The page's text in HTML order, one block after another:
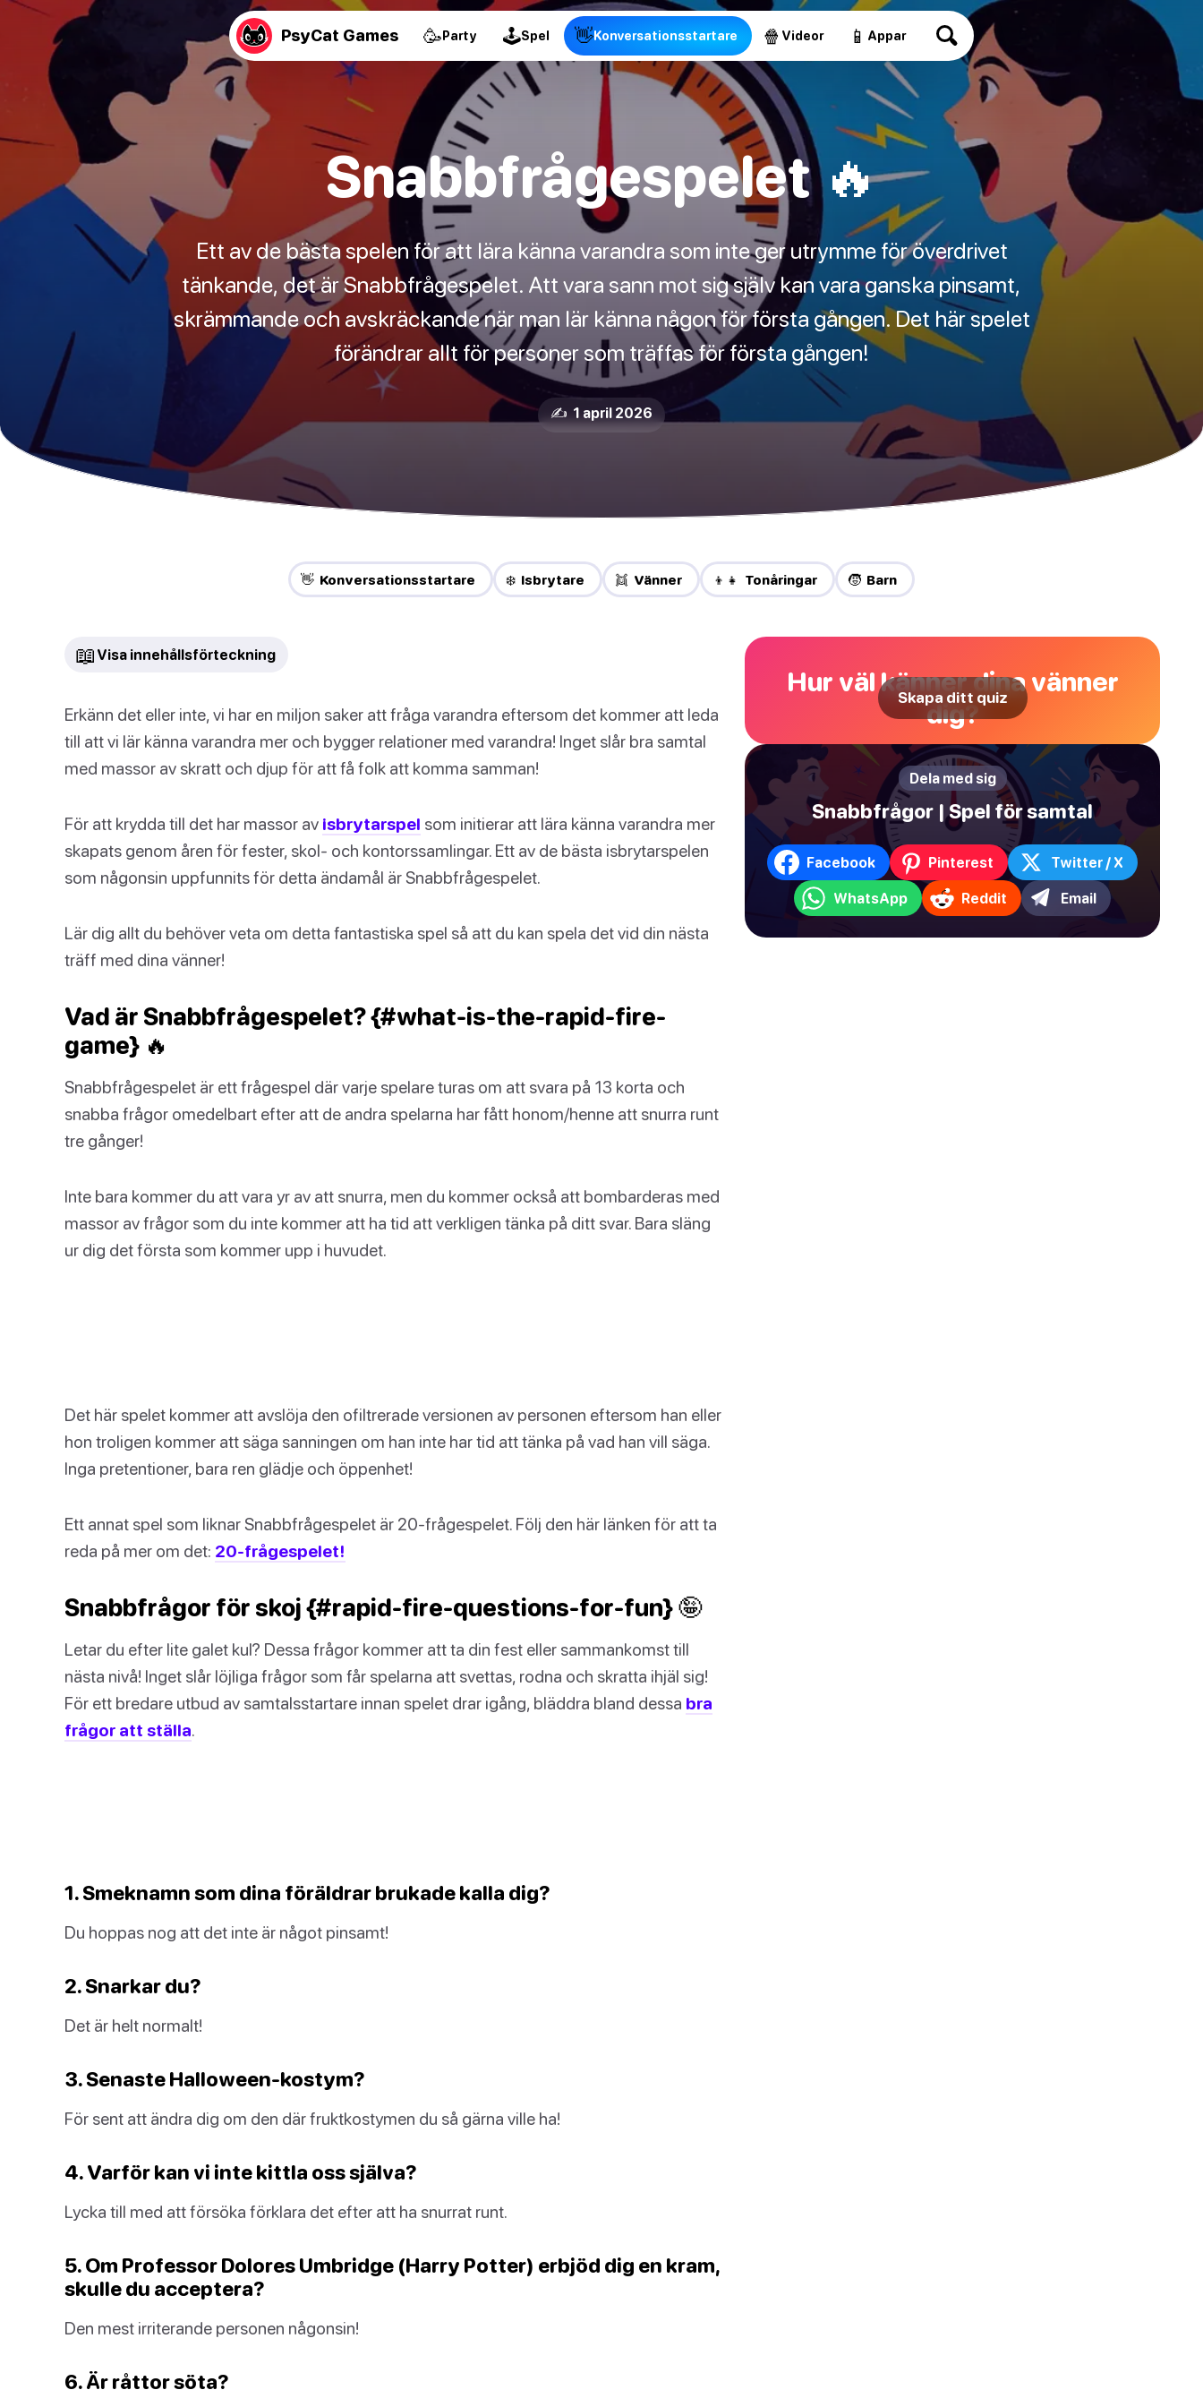
PsyCat Games 🥳Party 🕹Spel 👋Konversationsstartare 🍿 Videor 📱 Appar
Snabbfrågespelet 🔥
Ett av de bästa spelen för att lära känna varandra som inte ger utrymme för överdrivet
tänkande, det är Snabbfrågespelet. Att vara sann mot sig själv kan vara ganska pinsamt,
skrämmande och avskräckande när man lär känna någon för första gången. Det här spelet
förändrar allt för personer som träffas för första gången!
✍️ 1 april 2026
👋 Konversationsstartare ❄️ Isbrytare 👯 Vänner 👦👧 Tonåringar 🧒 Barn
📖 Visa innehållsförteckning
Erkänn det eller inte, vi har en miljon saker att fråga varandra eftersom det kommer att leda
till att vi lär känna varandra mer och bygger relationer med varandra! Inget slår bra samtal
med massor av skratt och djup för att få folk att komma samman!
För att krydda till det har massor av isbrytarspel som initierar att lära känna varandra mer
skapats genom åren för fester, skol- och kontorssamlingar. Ett av de bästa isbrytarspelen
som någonsin uppfunnits för detta ändamål är Snabbfrågespelet.
Lär dig allt du behöver veta om detta fantastiska spel så att du kan spela det vid din nästa
träff med dina vänner!
Vad är Snabbfrågespelet? {#what-is-the-rapid-fire-
game} 🔥
Snabbfrågespelet är ett frågespel där varje spelare turas om att svara på 13 korta och
snabba frågor omedelbart efter att de andra spelarna har fått honom/henne att snurra runt
tre gånger!
Inte bara kommer du att vara yr av att snurra, men du kommer också att bombarderas med
massor av frågor som du inte kommer att ha tid att verkligen tänka på ditt svar. Bara släng
ur dig det första som kommer upp i huvudet.
Det här spelet kommer att avslöja den ofiltrerade versionen av personen eftersom han eller
hon troligen kommer att säga sanningen om han inte har tid att tänka på vad han vill säga.
Inga pretentioner, bara ren glädje och öppenhet!
Ett annat spel som liknar Snabbfrågespelet är 20-frågespelet. Följ den här länken för att ta
reda på mer om det: 20-frågespelet!
Snabbfrågor för skoj {#rapid-fire-questions-for-fun} 🤪
Letar du efter lite galet kul? Dessa frågor kommer att ta din fest eller sammankomst till
nästa nivå! Inget slår löjliga frågor som får spelarna att svettas, rodna och skratta ihjäl sig!
För ett bredare utbud av samtalsstartare innan spelet drar igång, bläddra bland dessa bra
frågor att ställa.
1. Smeknamn som dina föräldrar brukade kalla dig?
Du hoppas nog att det inte är något pinsamt!
2. Snarkar du?
Det är helt normalt!
3. Senaste Halloween-kostym?
För sent att ändra dig om den där fruktkostymen du så gärna ville ha!
4. Varför kan vi inte kittla oss själva?
Lycka till med att försöka förklara det efter att ha snurrat runt.
5. Om Professor Dolores Umbridge (Harry Potter) erbjöd dig en kram,
skulle du acceptera?
Den mest irriterande personen någonsin!
6. Är råttor söta?
Hur väl känner dina vänner
dig?
Skapa ditt quiz
Dela med sig
Snabbfrågor | Spel för samtal
Facebook Pinterest Twitter / X
WhatsApp Reddit Email